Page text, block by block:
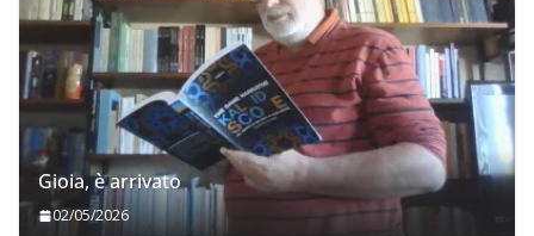
Gioia, è arrivato
02/05/2026